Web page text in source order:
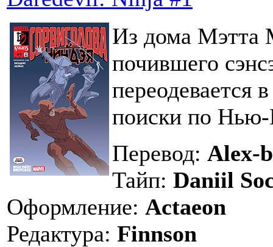
Из дома Мэтта
почившего
переодевается
поиски по
Перевод: Alex-
Тайп: Daniil
Оформление: Actaeon
Редактура: Finnson